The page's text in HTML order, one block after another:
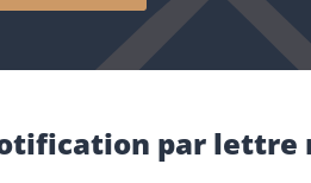
par lettre